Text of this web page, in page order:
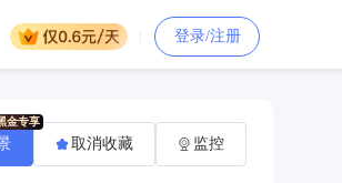
登录/注册
取消收藏 监控